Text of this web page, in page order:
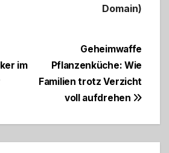
Domain)
Geheimwaffe
Pflanzenküche: Wie
Familien trotz Verzicht
voll aufdrehen
im